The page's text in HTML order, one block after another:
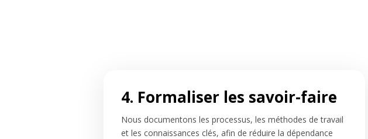
4. Formaliser les savoir-faire
Nous documentons les processus, les méthodes de travail
et les connaissances clés, afin de réduire la dépendance